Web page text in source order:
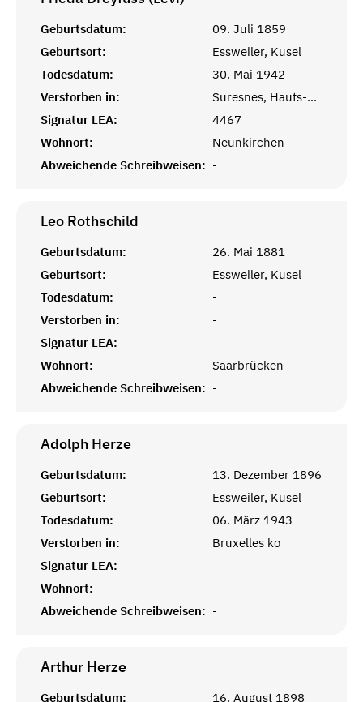
Geburtsdatum:
09. Juli 1859
Geburtsort:
Essweiler, Kusel
Todesdatum:
30. Mai 1942
Verstorben in:
Suresnes, Hauts-de-Seine
Signatur LEA:
4467
Wohnort:
Neunkirchen
Abweichende Schreibweisen: -
Leo Rothschild
Geburtsdatum:
26. Mai 1881
Geburtsort:
Essweiler, Kusel
Todesdatum:
-
Verstorben in:
-
Signatur LEA:
Wohnort:
Saarbrücken
Abweichende Schreibweisen: -
Adolph Herze
Geburtsdatum:
13. Dezember 1896
Geburtsort:
Essweiler, Kusel
Todesdatum:
06. März 1943
Verstorben in:
Bruxelles ko
Signatur LEA:
Wohnort:
-
Abweichende Schreibweisen: -
Arthur Herze
Geburtsdatum:
16. August 1898